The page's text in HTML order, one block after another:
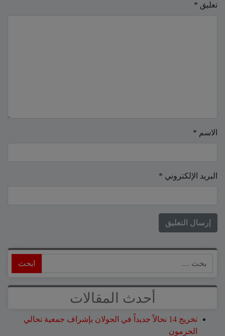
تعليق *
الاسم *
البريد الإلكتروني *
أحدث المقالات
تخريج 14 نحالاً جديداً في الجولان بإشراف جمعية نحالي
الحرمون